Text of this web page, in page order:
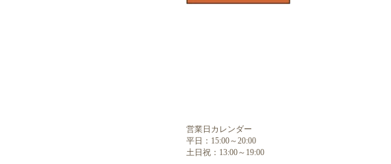
営業日カレンダー
平日：15:00～20:00
土日祝：13:00～19:00